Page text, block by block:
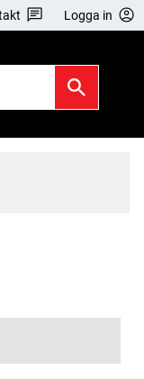
Logga in